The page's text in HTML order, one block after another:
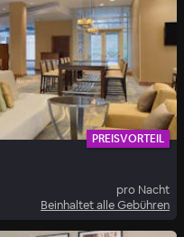
PREISVORTEIL
pro Nacht
Beinhaltet alle Gebühren